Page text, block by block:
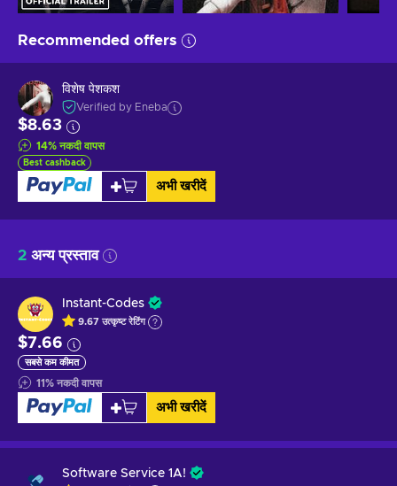
Recommended offers
विशेष पेशकश
Verified by Eneba
$8.63
14% नकदी वापस
Best cashback
अभी खरीदें
2 अन्य प्रस्ताव
Instant-Codes
9.67 उत्कृष्टरेटिंग
$7.66
सबसे कम कीमत
11% नकदी वापस
अभी खरीदें
Software Service 1A!